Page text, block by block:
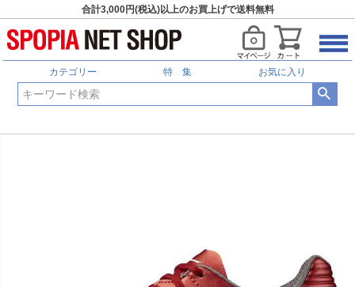
合計3,000円(税込)以上のお買上げで送料無料
カテゴリー 特 集 お気に入り